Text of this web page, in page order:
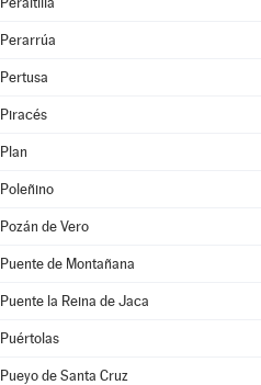
Perarrúa
Pertusa
Piracés
Plan
Poleñino
Pozán de Vero
Puente de Montañana
Puente la Reina de Jaca
Puértolas
Pueyo de Santa Cruz